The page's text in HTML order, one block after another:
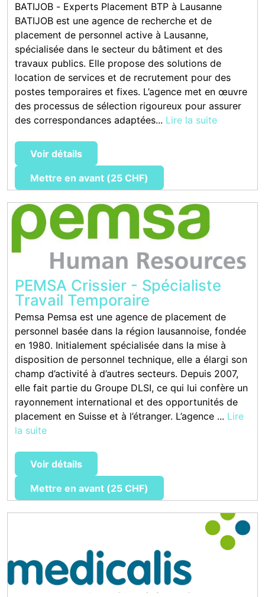
BATIJOB - Experts Placement BTP à Lausanne
BATIJOB est une agence de recherche et de
placement de personnel active à Lausanne,
spécialisée dans le secteur du bâtiment et des
travaux publics. Elle propose des solutions de
location de services et de recrutement pour des
postes temporaires et fixes. L’agence met en œuvre
des processus de sélection rigoureux pour assurer
des correspondances adaptées... Lire la suite
Voir détails
Mettre en avant (25 CHF)
PEMSA Crissier - Spécialiste
Travail Temporaire
Pemsa Pemsa est une agence de placement de
personnel basée dans la région lausannoise, fondée
en 1980. Initialement spécialisée dans la mise à
disposition de personnel technique, elle a élargi son
champ d’activité à d’autres secteurs. Depuis 2007,
elle fait partie du Groupe DLSI, ce qui lui confère un
rayonnement international et des opportunités de
placement en Suisse et à l’étranger. L’agence ... Lire
la suite
Voir détails
Mettre en avant (25 CHF)